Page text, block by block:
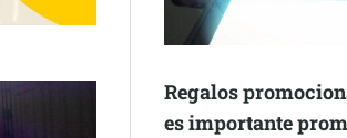
Regalos
es importante